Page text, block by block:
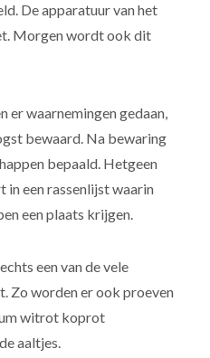
De apparatuur van het
Morgen wordt ook dit
er waarnemingen gedaan,
bewaard. Na bewaring
bepaald. Hetgeen
een rassenlijst waarin
een plaats krijgen.
een van de vele
Zo worden er ook proeven
witrot koprot
aaltjes.